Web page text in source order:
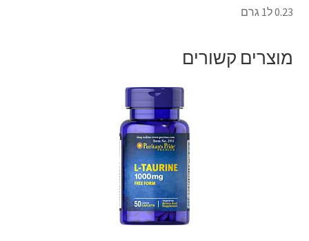
0.23 ל1 גרם
מוצרים קשורים